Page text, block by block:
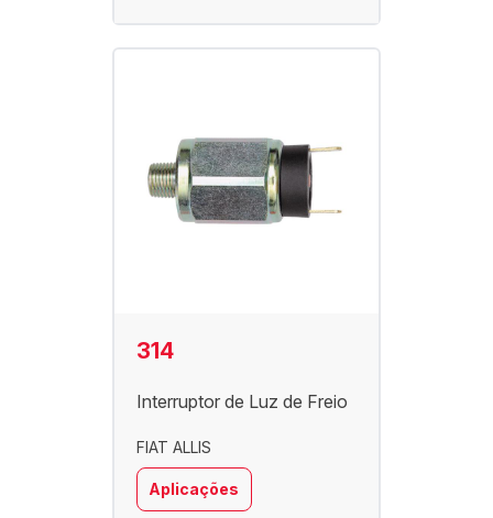
314
Interruptor de Luz de Freio
FIAT ALLIS
Aplicações